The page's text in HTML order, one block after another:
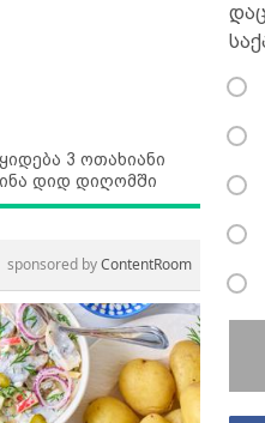
3 ოთახიანი
დიდ დიღომში
sponsored byContentRoom